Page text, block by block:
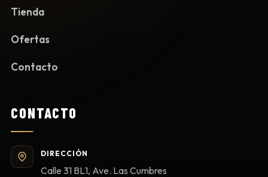
Tienda
Ofertas
Contacto
CONTACTO
DIRECCIÓN
Calle 31 BL1, Ave. Las Cumbres